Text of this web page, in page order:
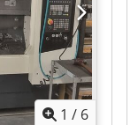
X 400 Y
X,Y,Z 40
Cabezal
Kw HSK
Grupo
68 htas.
1 / 6